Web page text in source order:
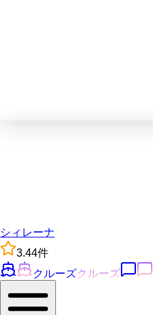
シィレーナ
3.44件
クルーズクルーズ